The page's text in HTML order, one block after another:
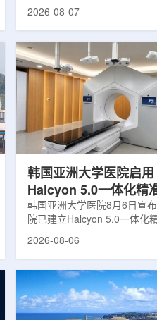
究成果。BRIN局长阿里夫·萨
粮食和健康等领域。在健康领
BRIN正在开发用于核医学的
药物。这类药物含有放射性
用于癌症诊断和治疗。阿里夫
放射性药物研发对癌症识别和
有重要意义。在食品领域，
核技术用于食品保鲜，重点包
水果的辐照处理。阿里夫介绍
2026-08-07
韩国亚洲大学医院启用
Halcyon 5.0一体化精
射治疗方案
韩国亚洲大学医院8月6日宣
院已建立Halcyon 5.0一体化
射治疗解决方案，并开始全面
实时运动管理整合到同一治疗
中，用于提升图像引导放射
准度和安全性。此次实施方案
2026-08-06